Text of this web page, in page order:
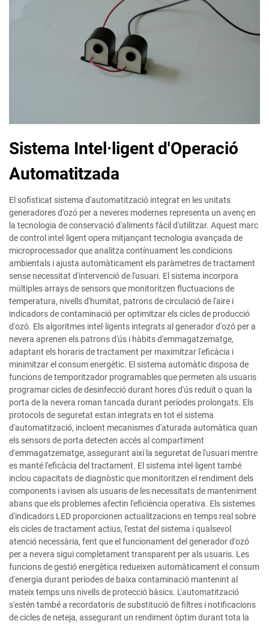
Sistema Intel·ligent d'Operació
Automatitzada
El sofisticat sistema d'automatització integrat en les unitats
generadores d'ozó per a neveres modernes representa un avenç en
la tecnologia de conservació d'aliments fàcil d'utilitzar. Aquest marc
de control intel·ligent opera mitjançant tecnologia avançada de
microprocessador que analitza contínuament les condicions
ambientals i ajusta automàticament els paràmetres de tractament
sense necessitat d'intervenció de l'usuari. El sistema incorpora
múltiples arrays de sensors que monitoritzen fluctuacions de
temperatura, nivells d'humitat, patrons de circulació de l'aire i
indicadors de contaminació per optimitzar els cicles de producció
d'ozó. Els algoritmes intel·ligents integrats al generador d'ozó per a
nevera aprenen els patrons d'ús i hàbits d'emmagatzematge,
adaptant els horaris de tractament per maximitzar l'eficàcia i
minimitzar el consum energètic. El sistema automàtic disposa de
funcions de temporitzador programables que permeten als usuaris
programar cicles de desinfecció durant hores d'ús reduït o quan la
porta de la nevera roman tancada durant períodes prolongats. Els
protocols de seguretat estan integrats en tot el sistema
d'automatització, incloent mecanismes d'aturada automàtica quan
els sensors de porta detecten accés al compartiment
d'emmagatzematge, assegurant així la seguretat de l'usuari mentre
es manté l'eficàcia del tractament. El sistema intel·ligent també
inclou capacitats de diagnòstic que monitoritzen el rendiment dels
components i avisen als usuaris de les necessitats de manteniment
abans que els problemes afectin l'eficiència operativa. Els sistemes
d'indicadors LED proporcionen actualitzacions en temps real sobre
els cicles de tractament actius, l'estat del sistema i qualsevol
atenció necessària, fent que el funcionament del generador d'ozó
per a nevera sigui completament transparent per als usuaris. Les
funcions de gestió energètica redueixen automàticament el consum
d'energia durant períodes de baixa contaminació mantenint al
mateix temps uns nivells de protecció bàsics. L'automatització
s'estén també a recordatoris de substitució de filtres i notificacions
de cicles de neteja, assegurant un rendiment òptim durant tota la